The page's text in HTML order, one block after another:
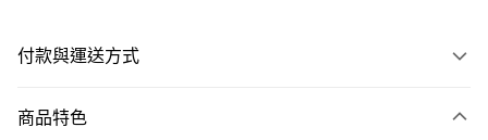
付款與運送方式
信用卡一次付款
商品特色